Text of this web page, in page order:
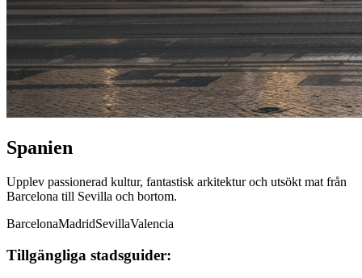
Spanien
Upplev passionerad kultur, fantastisk arkitektur och utsökt mat från
Barcelona till Sevilla och bortom.
BarcelonaMadridSevillaValencia
Tillgängliga stadsguider: